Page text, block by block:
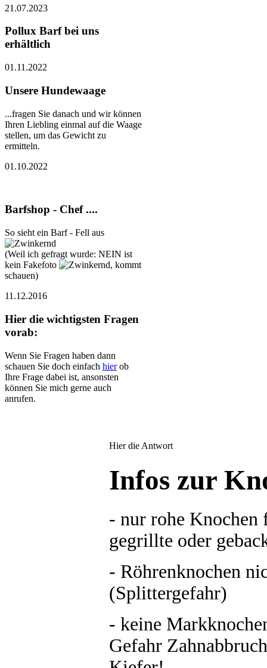
21.07.2023
Pollux Barf bei uns
erhältlich
01.11.2022
Unsere Hundewaage
...fragen Sie danach und wir können
Ihren Liebling einmal auf die Waage
stellen, um das Gewicht zu
ermitteln.
01.10.2022
Barfshop - Chef ....
So sieht ein Barf - Fell aus
(Weil ich gefragt wurde: NEIN ist
kein Fakefoto
, kommt
schauen)
11.12.2016
Hier die wichtigsten Fragen
vorab:
Wenn Sie Fragen haben dann
schauen Sie doch einfach hierob
Ihre Frage dabei ist, ansonsten
können Sie mich gerne auch
anrufen.
Hier die Antwort
Infos zur
- nur rohe Knochen
gegrillte oder
- Röhrenknochen
(Splittergefahr)
- keine
Gefahr